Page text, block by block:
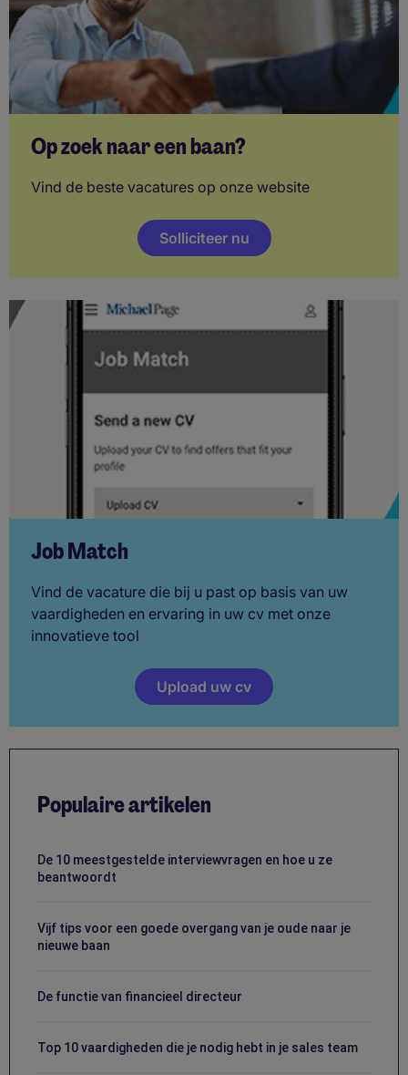
Op zoek naar een baan?
Vind de beste vacatures op onze website
Solliciteer nu
Job Match
Vind de vacature die bij u past op basis van uw
vaardigheden en ervaring in uw cv met onze
innovatieve tool
Upload uw cv
Populaire artikelen
De 10 meestgestelde interviewvragen en hoe u ze
beantwoordt
Vijf tips voor een goede overgang van je oude naar je
nieuwe baan
De functie van financieel directeur
Top 10 vaardigheden die je nodig hebt in je sales team